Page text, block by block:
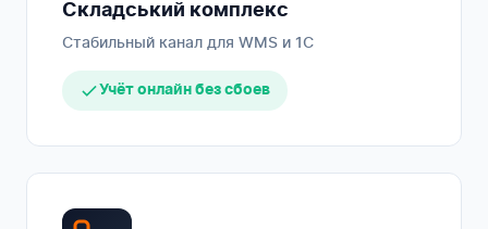
Складський комплекс
Стабильный канал для WMS и 1С
Учёт онлайн без сбоев